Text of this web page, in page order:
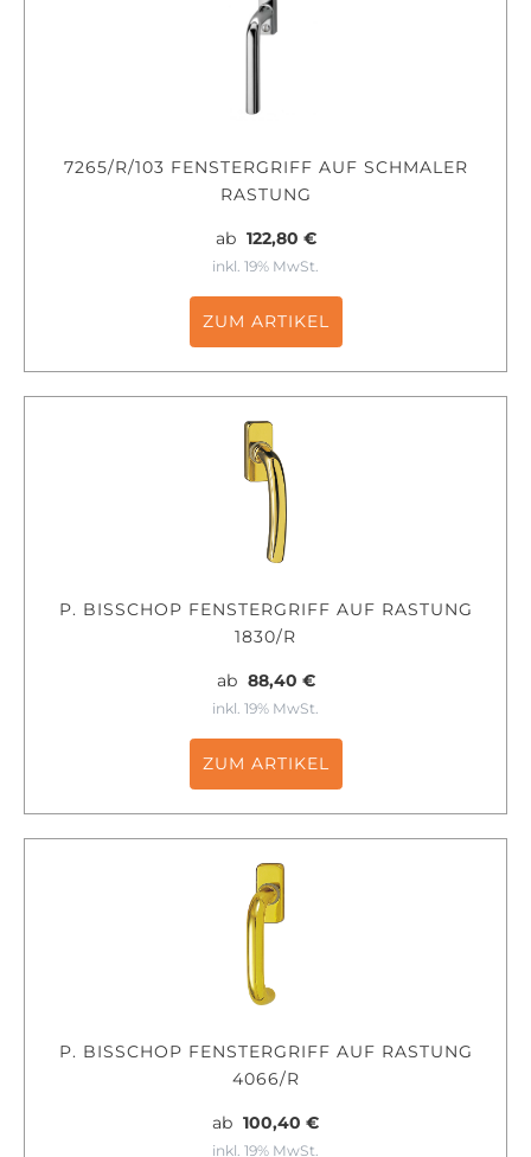
7265/R/103 FENSTERGRIFF AUF SCHMALER
RASTUNG
ab 122,80 €
inkl. 19% MwSt.
ZUM ARTIKEL
P. BISSCHOP FENSTERGRIFF AUF RASTUNG
1830/R
ab 88,40 €
inkl. 19% MwSt.
ZUM ARTIKEL
P. BISSCHOP FENSTERGRIFF AUF RASTUNG
4066/R
ab 100,40 €
inkl. 19% MwSt.